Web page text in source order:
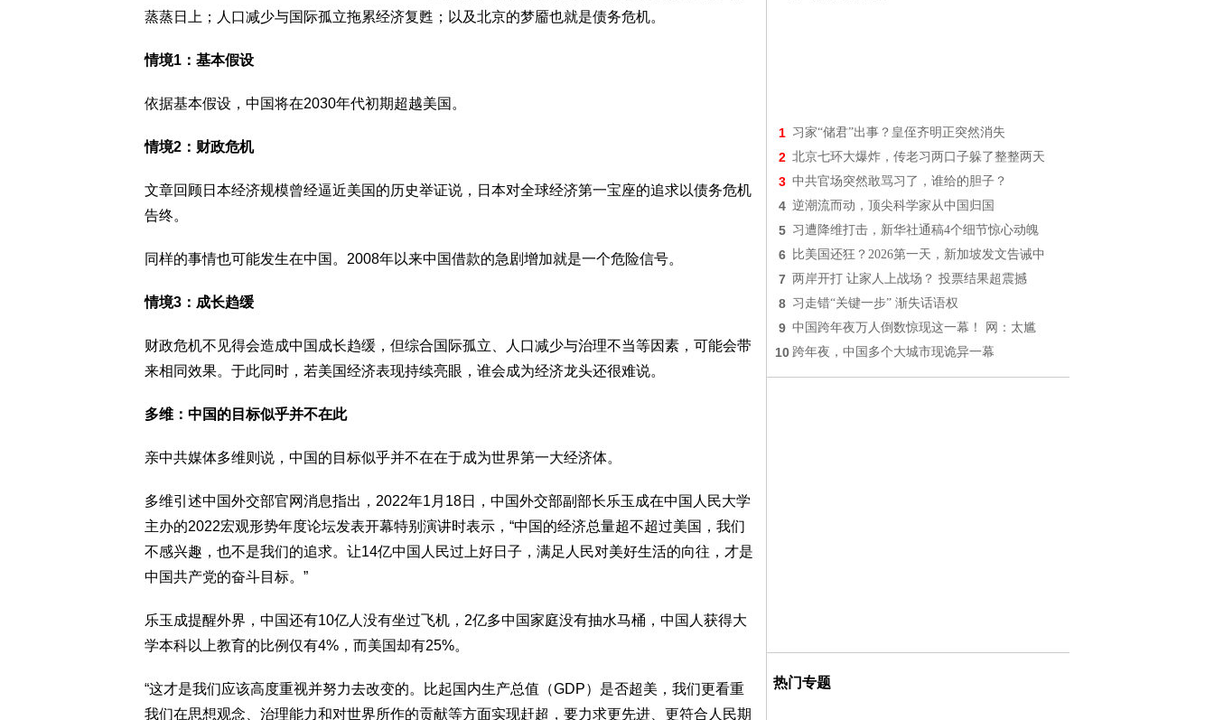
蒸蒸日上；人口减少与国际孤立拖累经济复甦；以及北京的梦靥也就是债务危机。
情境1：基本假设
依据基本假设，中国将在2030年代初期超越美国。
情境2：财政危机
文章回顾日本经济规模曾经逼近美国的历史举证说，日本对全球经济第一宝座的追求以债务危机
告终。
同样的事情也可能发生在中国。2008年以来中国借款的急剧增加就是一个危险信号。
情境3：成长趋缓
财政危机不见得会造成中国成长趋缓，但综合国际孤立、人口减少与治理不当等因素，可能会带
来相同效果。于此同时，若美国经济表现持续亮眼，谁会成为经济龙头还很难说。
多维：中国的目标似乎并不在此
亲中共媒体多维则说，中国的目标似乎并不在在于成为世界第一大经济体。
多维引述中国外交部官网消息指出，2022年1月18日，中国外交部副部长乐玉成在中国人民大学
主办的2022宏观形势年度论坛发表开幕特别演讲时表示，“中国的经济总量超不超过美国，我们
不感兴趣，也不是我们的追求。让14亿中国人民过上好日子，满足人民对美好生活的向往，才是
中国共产党的奋斗目标。”
乐玉成提醒外界，中国还有10亿人没有坐过飞机，2亿多中国家庭没有抽水马桶，中国人获得大
学本科以上教育的比例仅有4%，而美国却有25%。
“这才是我们应该高度重视并努力去改变的。比起国内生产总值（GDP）是否超美，我们更看重
我们在思想观念、治理能力和对世界所作的贡献等方面实现赶超，要力求更先进、更符合人民期
1 习家“储君”出事？皇侄齐明正突然消失
2 北京七环大爆炸，传老习两口子躲了整整两天
3 中共官场突然敢骂习了，谁给的胆子？
4 逆潮流而动，顶尖科学家从中国归国
5 习遭降维打击，新华社通稿4个细节惊心动魄
6 比美国还狂？2026第一天，新加坡发文告诫中
7 两岸开打 让家人上战场？ 投票结果超震撼
8 习走错“关键一步” 渐失话语权
9 中国跨年夜万人倒数惊现这一幕！ 网：太尴
10 跨年夜，中国多个大城市现诡异一幕
热门专题